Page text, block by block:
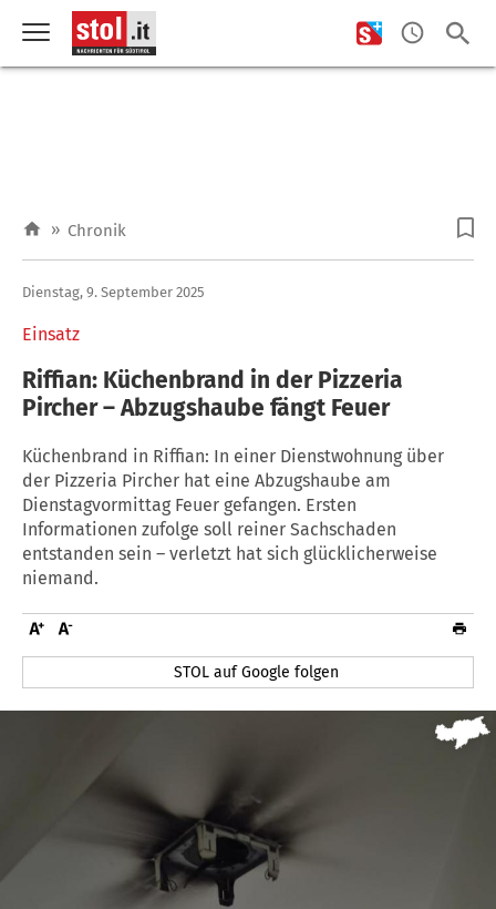
» Chronik
Einsatz
Dienstag, 9. September 2025
Riffian: Küchenbrand in der Pizzeria
Pircher – Abzugshaube fängt Feuer
Küchenbrand in Riffian: In einer Dienstwohnung über
der Pizzeria Pircher hat eine Abzugshaube am
Dienstagvormittag Feuer gefangen. Ersten
Informationen zufolge soll reiner Sachschaden
entstanden sein – verletzt hat sich glücklicherweise
niemand.
STOL auf Google folgen